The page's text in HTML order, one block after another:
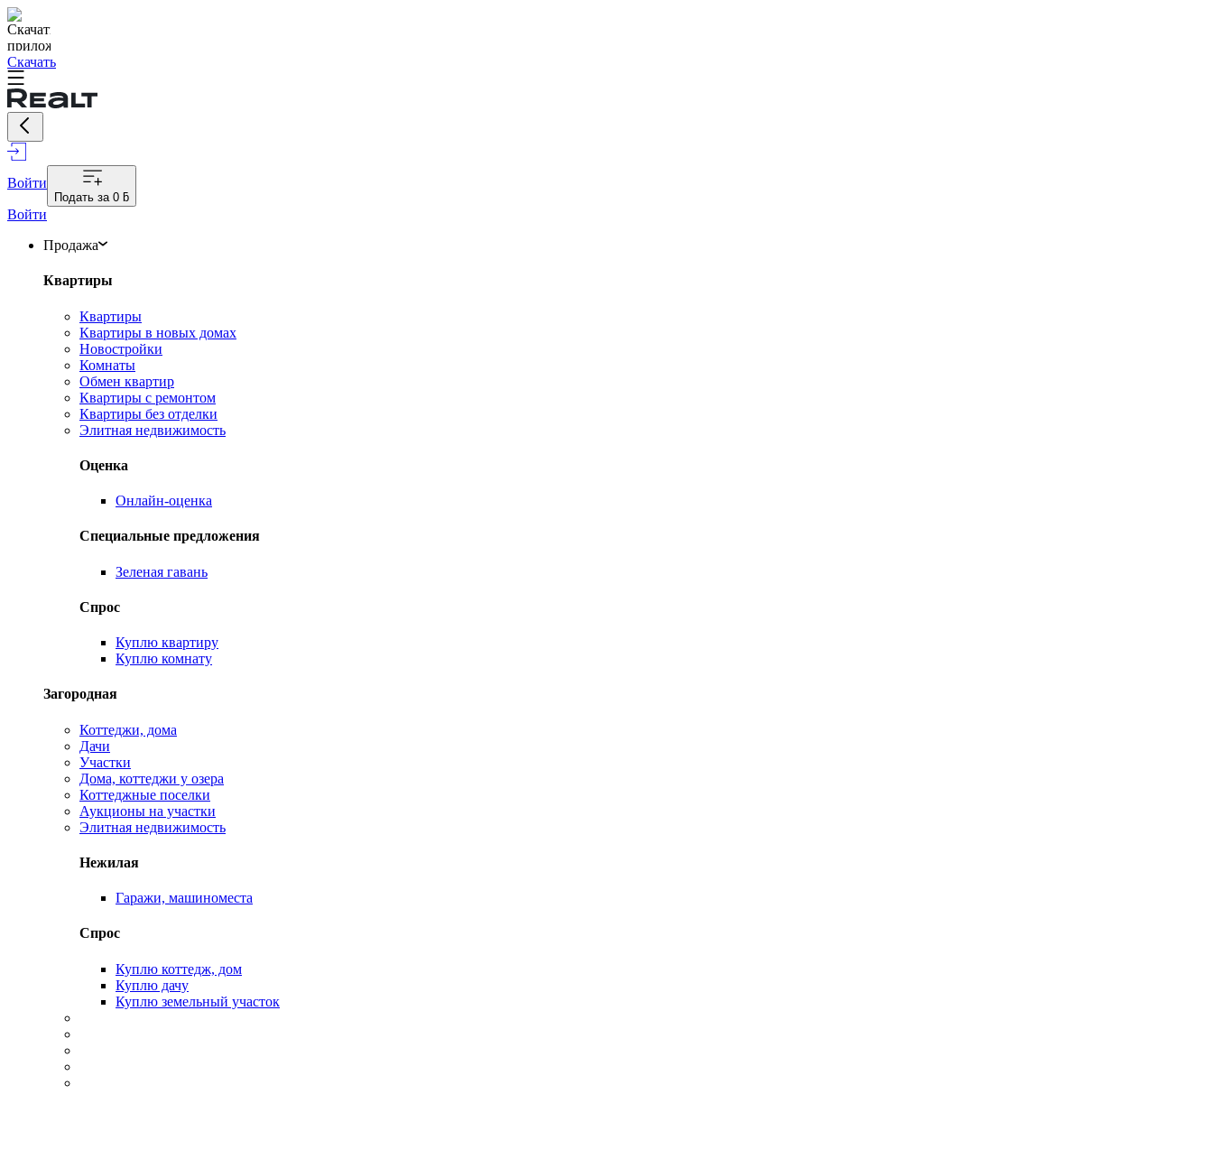
Скачать
Войти
Подать за 0 ƃ
Войти
Продажа
Квартиры
Квартиры
Квартиры в новых домах
Новостройки
Комнаты
Обмен квартир
Квартиры с ремонтом
Квартиры без отделки
Элитная недвижимость
Оценка
Онлайн-оценка
Специальные предложения
Зеленая гавань
Спрос
Куплю квартиру
Куплю комнату
Загородная
Коттеджи, дома
Дачи
Участки
Дома, коттеджи у озера
Коттеджные поселки
Аукционы на участки
Элитная недвижимость
Нежилая
Гаражи, машиноместа
Спрос
Куплю коттедж, дом
Куплю дачу
Куплю земельный участок